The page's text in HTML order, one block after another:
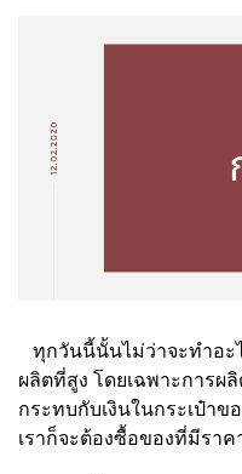
ทุกวันนี้นั้นไม่ว่าจะทำอ
ผลิตที่สูง โดยเฉพาะการผ
กระทบกับเงินในกระเป๋าข
เราก็จะต้องซื้อของที่มีรา